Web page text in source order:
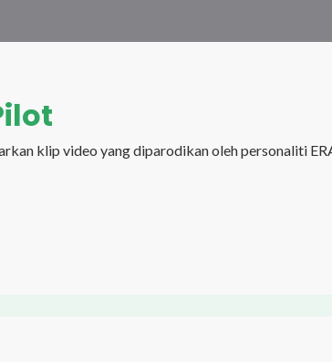
klip video yang diparodikan oleh personaliti